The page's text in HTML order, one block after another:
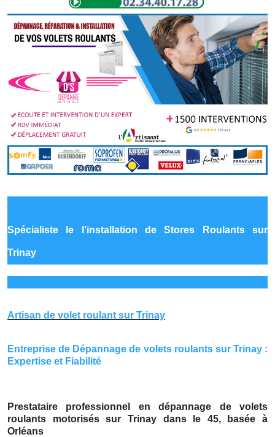
Spécialiste le l'installation de Stores Roulants sur
Trinay
Artisan de volet roulant sur Trinay
Entreprise de Dépannage de volets roulants sur Trinay :
Expertise et Fiabilité
Prestataire professionnel en dépannage de volets
roulants motorisés sur Trinay dans le 45, basée à
Orléans